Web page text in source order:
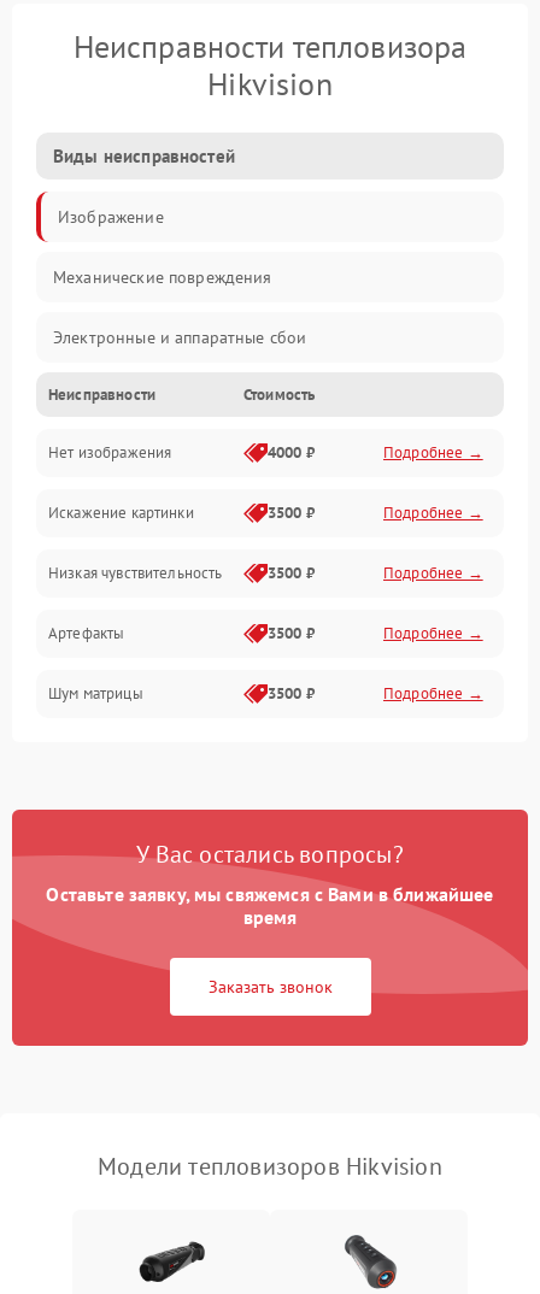
Неисправности тепловизора
Hikvision
Виды неисправностей
Изображение
Механические повреждения
Электронные и аппаратные сбои
Неисправности сенсора и оптики
Программные ошибки
Электропитание
Измерения
Матрица
Проблемы питания
Проблемы с объективом
Неисправности Стоимость
Нет изображения 4000 ₽ Подробнее →
Искажение картинки 3500 ₽ Подробнее →
Низкая чувствительность 3500 ₽ Подробнее →
Артефакты 3500 ₽ Подробнее →
Шум матрицы 3500 ₽ Подробнее →
У Вас остались вопросы?
Оставьте заявку, мы свяжемся с Вами в ближайшее
время
Заказать звонок
Модели тепловизоров Hikvision